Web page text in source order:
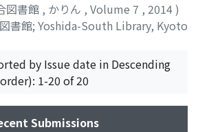
図書館 , かりん , Volume 7 , 2014)
書館; Yoshida-South Library, Kyoto
by Issue date in Descending
order): 1-20 of 20
Submissions